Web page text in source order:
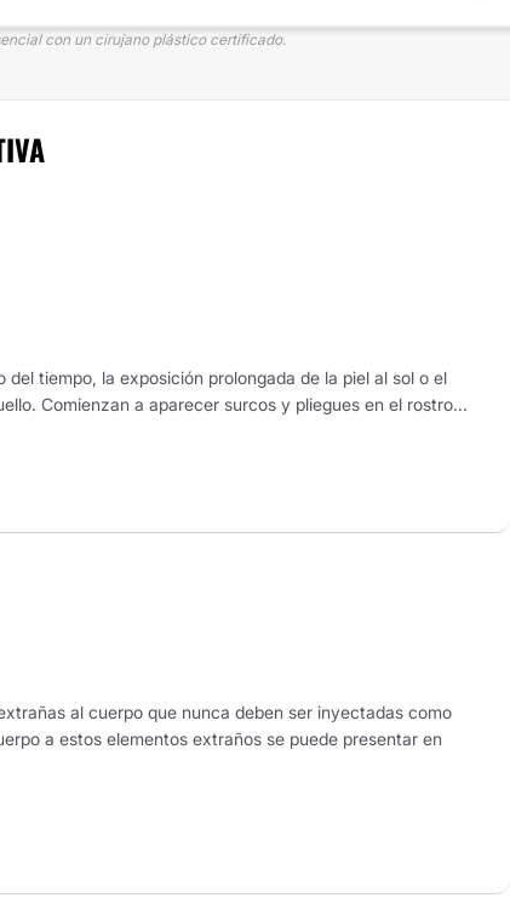
con un cirujano plástico certificado.
tiempo, la exposición prolongada de la piel al sol o el
Comienzan a aparecer surcos y pliegues en el rostro...
al cuerpo que nunca deben ser inyectadas como
a estos elementos extraños se puede presentar en